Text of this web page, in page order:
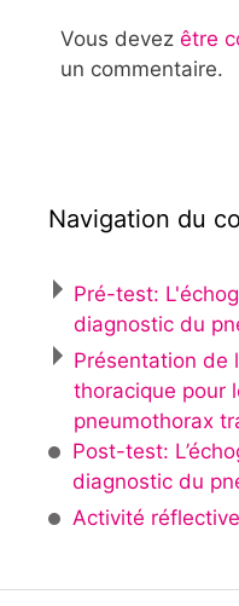
Vous devez être
un commentaire.
Navigation du
Pré-test:
diagnostic du
Présentation de
thoracique pour
pneumothorax
Post-test:
diagnostic du
Activité